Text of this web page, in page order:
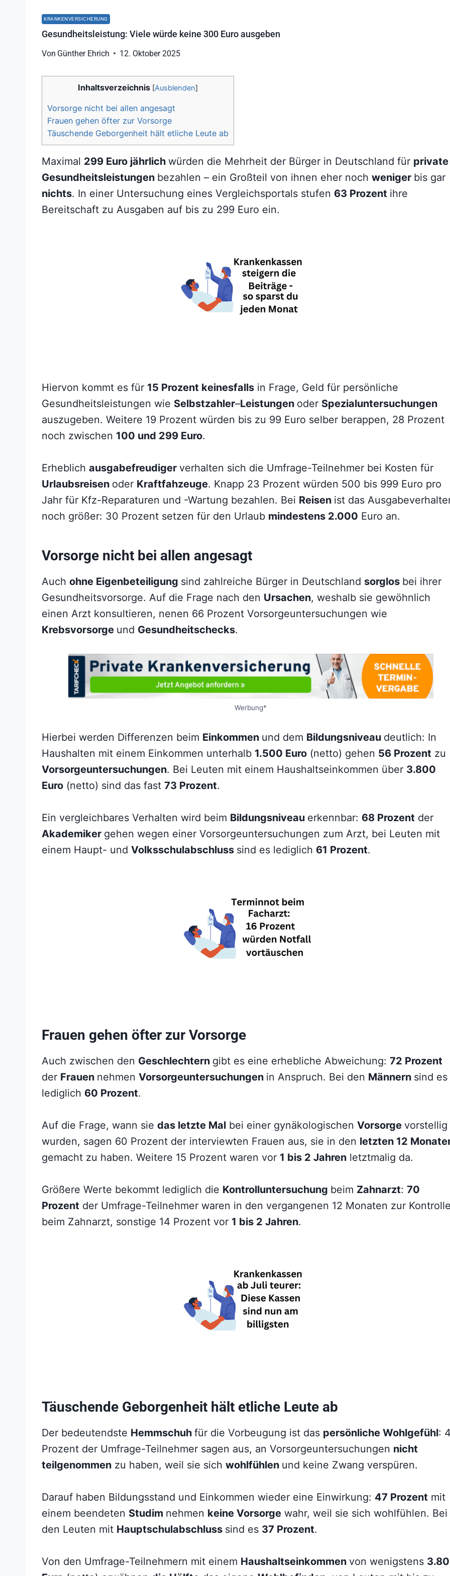
KRANKENVERSICHERUNG
Gesundheitsleistung: Viele würde keine 300 Euro ausgeben
Von Günther Ehrich 12. Oktober 2025
Inhaltsverzeichnis [Ausblenden]
Vorsorge nicht bei allen angesagt
Frauen gehen öfter zur Vorsorge
Täuschende Geborgenheit hält etliche Leute ab
Maximal 299 Euro jährlich würden die Mehrheit der Bürger in Deutschland für private
Gesundheitsleistungen bezahlen – ein Großteil von ihnen eher noch weniger bis gar
nichts. In einer Untersuchung eines Vergleichsportals stufen 63 Prozent ihre
Bereitschaft zu Ausgaben auf bis zu 299 Euro ein.
Hiervon kommt es für 15 Prozent keinesfalls in Frage, Geld für persönliche
Gesundheitsleistungen wie Selbstzahler–Leistungen oder Spezialuntersuchungen
auszugeben. Weitere 19 Prozent würden bis zu 99 Euro selber berappen, 28 Prozent
noch zwischen 100 und 299 Euro.
Erheblich ausgabefreudiger verhalten sich die Umfrage-Teilnehmer bei Kosten für
Urlaubsreisen oder Kraftfahzeuge. Knapp 23 Prozent würden 500 bis 999 Euro pro
Jahr für Kfz-Reparaturen und -Wartung bezahlen. Bei Reisen ist das
noch größer: 30 Prozent setzen für den Urlaub mindestens 2.000 Euro an.
Vorsorge nicht bei allen angesagt
Auch ohne Eigenbeteiligung sind zahlreiche Bürger in Deutschland sorglos bei ihrer
Gesundheitsvorsorge. Auf die Frage nach den Ursachen, weshalb sie gewöhnlich
einen Arzt konsultieren, nenen 66 Prozent Vorsorgeuntersuchungen wie
Krebsvorsorge und Gesundheitschecks.
Werbung*
Hierbei werden Differenzen beim Einkommen und dem Bildungsniveau deutlich: In
Haushalten mit einem Einkommen unterhalb 1.500 Euro (netto) gehen 56 Prozent zu
Vorsorgeuntersuchungen. Bei Leuten mit einem Haushaltseinkommen über 3.800
Euro (netto) sind das fast 73 Prozent.
Ein vergleichbares Verhalten wird beim Bildungsniveau erkennbar: 68 Prozent der
Akademiker gehen wegen einer Vorsorgeuntersuchungen zum Arzt, bei Leuten mit
einem Haupt- und Volksschulabschluss sind es lediglich 61 Prozent.
Frauen gehen öfter zur Vorsorge
Auch zwischen den Geschlechtern gibt es eine erhebliche Abweichung: 72 Prozent
der Frauen nehmen Vorsorgeuntersuchungen in Anspruch. Bei den Männern sind es
lediglich 60 Prozent.
Auf die Frage, wann sie das letzte Mal bei einer gynäkologischen Vorsorge vorstellig
wurden, sagen 60 Prozent der interviewten Frauen aus, sie in den letzten 12
gemacht zu haben. Weitere 15 Prozent waren vor 1 bis 2 Jahren letztmalig da.
Größere Werte bekommt lediglich die Kontrolluntersuchung beim Zahnarzt: 70
Prozent der Umfrage-Teilnehmer waren in den vergangenen 12 Monaten zur
beim Zahnarzt, sonstige 14 Prozent vor 1 bis 2 Jahren.
Täuschende Geborgenheit hält etliche Leute ab
Der bedeutendste Hemmschuh für die Vorbeugung ist das persönliche Wohlgefühl:
Prozent der Umfrage-Teilnehmer sagen aus, an Vorsorgeuntersuchungen nicht
teilgenommen zu haben, weil sie sich wohlfühlen und keine Zwang verspüren.
Darauf haben Bildungsstand und Einkommen wieder eine Einwirkung: 47 Prozent mit
einem beendeten Studim nehmen keine Vorsorge wahr, weil sie sich wohlfühlen. Bei
den Leuten mit Hauptschulabschluss sind es 37 Prozent.
Von den Umfrage-Teilnehmern mit einem Haushaltseinkommen von wenigstens